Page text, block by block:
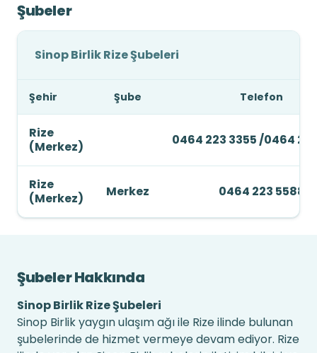
Şubeler
Sinop Birlik Rize Şubeleri
Şehir Şube Telefon
Rize
(Merkez)
0464 223 3355 /0464
Rize
(Merkez)
Merkez 0464 223 5588
Şubeler Hakkında
Sinop Birlik Rize Şubeleri
Sinop Birlik yaygın ulaşım ağı ile Rize ilinde bulunan
şubelerinde de hizmet vermeye devam ediyor. Rize